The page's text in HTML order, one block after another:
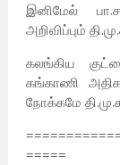
இனிமேல்
அறிவிப்பும்
கலங்கிய
கங்காணி
நோக்கமே
=====